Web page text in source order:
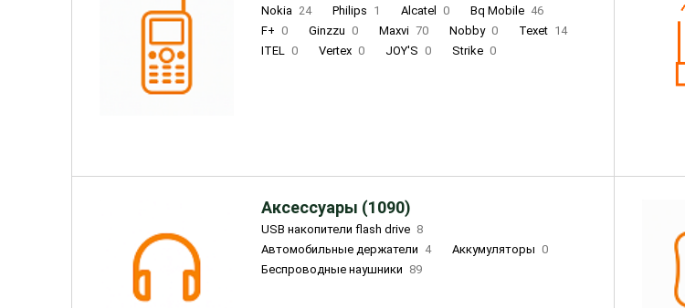
Nokia 24 Philips 1 Alcatel 0 Bq Mobile 46
F+ 0 Ginzzu 0 Maxvi 70 Nobby 0 Texet 14
ITEL 0 Vertex 0 JOY'S 0 Strike 0
Аксессуары (1090)
USB накопители flash drive 8
Автомобильные держатели 4 Аккумуляторы 0
Беспроводные наушники 89